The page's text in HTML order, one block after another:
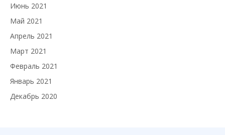
Июнь 2021
Май 2021
Апрель 2021
Март 2021
Февраль 2021
Январь 2021
Декабрь 2020